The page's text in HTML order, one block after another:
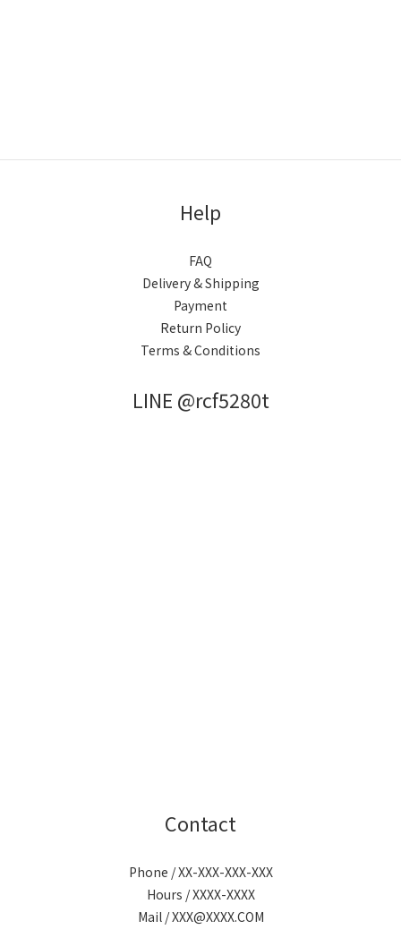
Help
FAQ
Delivery & Shipping
Payment
Return Policy
Terms & Conditions
LINE @rcf5280t
Contact
Phone / XX-XXX-XXX-XXX
Hours / XXXX-XXXX
Mail / XXX@XXXX.COM